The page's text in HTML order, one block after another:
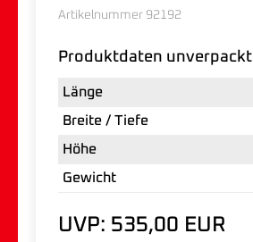
Artikelnummer 92192
Produktdaten unverpackt
Länge
Breite / Tiefe
Höhe
Gewicht
UVP: 535,00 EUR